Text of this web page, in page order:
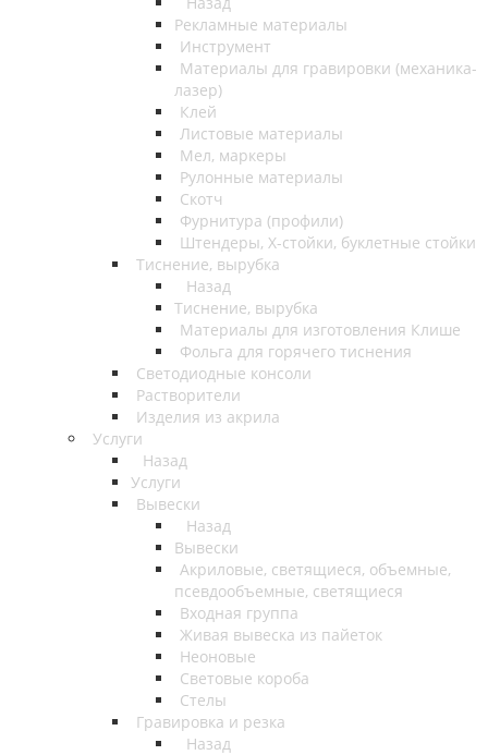
Рекламные материалы
Инструмент
Материалы для гравировки (механика-
лазер)
Клей
Листовые материалы
Мел, маркеры
Рулонные материалы
Скотч
Фурнитура (профили)
Штендеры, Х-стойки, буклетные стойки
Тиснение, вырубка
Назад
Тиснение, вырубка
Материалы для изготовления Клише
Фольга для горячего тиснения
Светодиодные консоли
Растворители
Изделия из акрила
Услуги
Назад
Услуги
Вывески
Назад
Вывески
Акриловые, светящиеся, объемные,
псевдообъемные, светящиеся
Входная группа
Живая вывеска из пайеток
Неоновые
Световые короба
Стелы
Гравировка и резка
Назад